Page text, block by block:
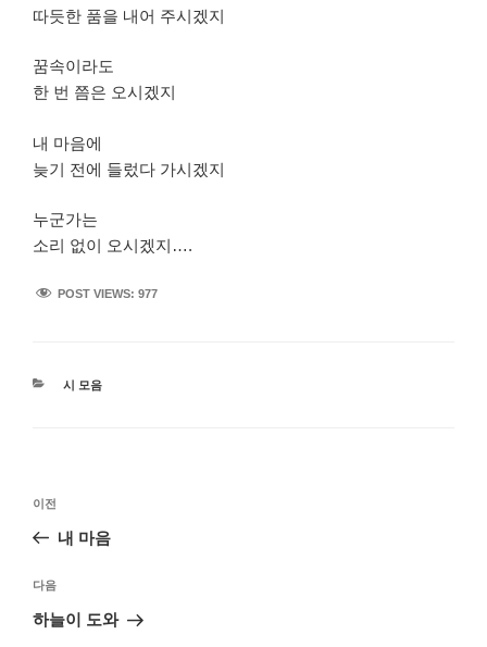
따듯한 품을 내어 주시겠지
꿈속이라도
한 번 쯤은 오시겠지
내 마음에
늦기 전에 들렀다 가시겠지
누군가는
소리 없이 오시겠지….
POST VIEWS: 977
카
시 모음
색
이
전
이전
내 마음
다
음
다음
하늘이 도와